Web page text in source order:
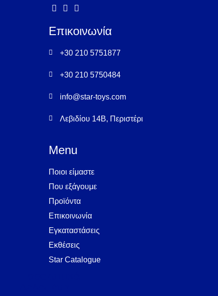
Επικοινωνία
+30 210 5751877
+30 210 5750484
info@star-toys.com
Λεβιδίου 14Β, Περιστέρι
Menu
Ποιοι είμαστε
Που εξάγουμε
Προϊόντα
Επικοινωνία
Εγκαταστάσεις
Eκθέσεις
Star Catalogue